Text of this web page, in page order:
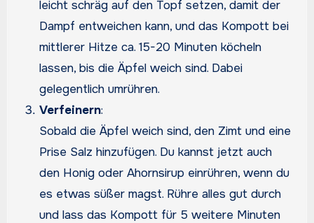
leicht schräg auf den Topf setzen, damit der
Dampf entweichen kann, und das Kompott bei
mittlerer Hitze ca. 15-20 Minuten köcheln
lassen, bis die Äpfel weich sind. Dabei
gelegentlich umrühren.
Verfeinern:
Sobald die Äpfel weich sind, den Zimt und eine
Prise Salz hinzufügen. Du kannst jetzt auch
den Honig oder Ahornsirup einrühren, wenn du
es etwas süßer magst. Rühre alles gut durch
und lass das Kompott für 5 weitere Minuten